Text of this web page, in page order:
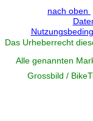
nach oben
Das Urheberrecht
Alle genannten
Grossbild /